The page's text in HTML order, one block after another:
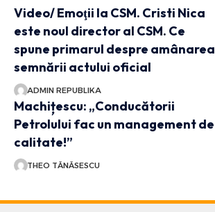
Video/ Emoţii la CSM. Cristi Nica
este noul director al CSM. Ce
spune primarul despre amânarea
semnării actului oficial
ADMIN REPUBLIKA
Machițescu: „Conducătorii
Petrolului fac un management de
calitate!”
THEO TĂNĂSESCU